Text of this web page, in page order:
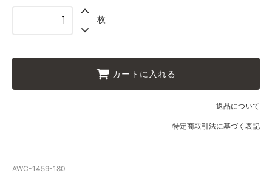
枚
カートに入れる
返品について
特定商取引法に基づく表記
AWC-1459-180